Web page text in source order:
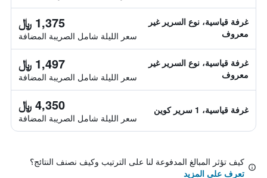
غرفة قياسية، نوع السرير غير
معروف
1,375 ﷼
سعر الليلة شامل الصريبة المضافة
غرفة قياسية، نوع السرير غير
معروف
1,497 ﷼
سعر الليلة شامل الصريبة المضافة
غرفة قياسية، 1 سرير كوين 4,350 ﷼
سعر الليلة شامل الصريبة المضافة
كيف تؤثر المبالغ المدفوعة لنا على الترتيب وكيف نصنف النتائج؟
تعرف على المزيد